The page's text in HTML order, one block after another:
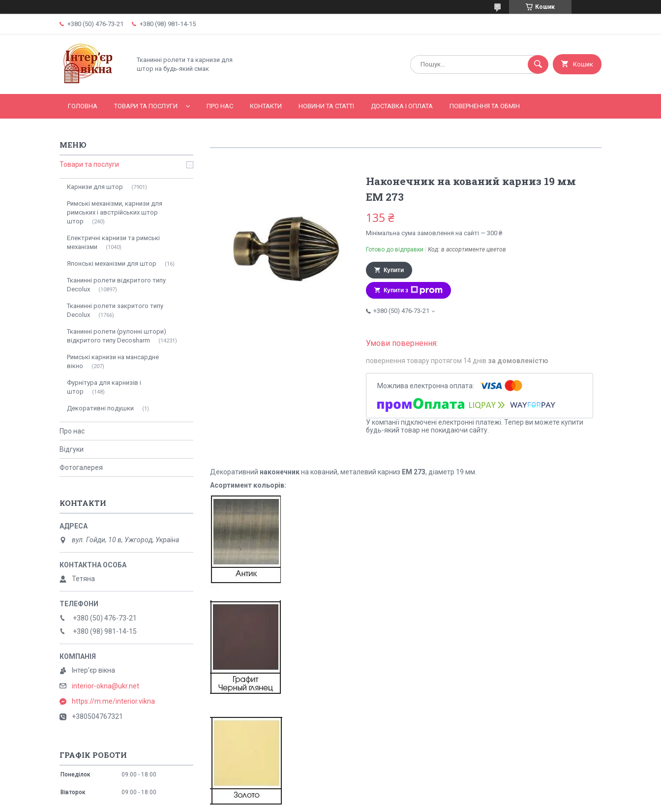
Кошик
+380 (50) 476-73-21 +380 (98) 981-14-15
Тканинні ролети та карнизи для
штор на будь-який смак
Кошик
ГОЛОВНА ТОВАРИ ТА ПОСЛУГИ ПРО НАС КОНТАКТИ НОВИНИ ТА СТАТТІ ДОСТАВКА І ОПЛАТА ПОВЕРНЕННЯ ТА ОБМІН
Наконечник на кований карниз 19 мм
EМ 273
135 ₴
Мінімальна сума замовлення на сайті — 300 ₴
Готово до відправки Код: в ассортименте цветов
Купити
Купити з
+380 (50) 476-73-21
повернення товару протягом 14 днів за домовленістю
У компанії підключені електронні платежі. Тепер ви можете купити
будь-який товар не покидаючи сайту.
Декоративний наконечникна кований, металевий карниз EМ 273, діаметр 19 мм.
Асортимент кольорів:
Товари та послуги
Карнизи для штор 7901
Римські механізми, карнизи для
римських і австрійських штор
штор
240
Електричні карнизи та римські
механізми
1040
Японські механізми для штор 16
Тканинні ролети відкритого типу
Decolux
10897
Тканинні ролети закритого типу
Decolux
1766
Тканинні ролети (рулонні штори)
відкритого типу Decosharm
14231
Римські карнизи на мансардне
вікно
207
Фурнітура для карнизів і
штор
148
Декоративні подушки 1
Про нас
Відгуки
Фотогалерея
КОНТАКТИ
вул. Гойди, 10 в, Ужгород, Україна
Тетяна
+380 (50) 476-73-21
+380 (98) 981-14-15
Інтер'єр вікна
interior-okna@ukr.net
https://m.me/interior.vikna
+380504767321
ГРАФІК РОБОТИ
Понеділок 09:00 18:00
Вівторок 09:00 18:00